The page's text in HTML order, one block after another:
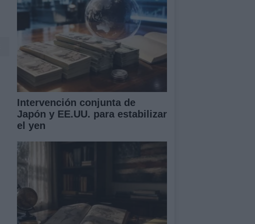
Intervención conjunta de
Japón y EE.UU. para estabilizar
el yen